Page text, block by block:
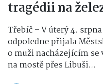
tragédii na
Třebíč – V úterý 4.
odpoledne přijala
o muži nacházejícím
na mostě přes Libuši...